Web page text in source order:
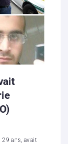
ans, avait